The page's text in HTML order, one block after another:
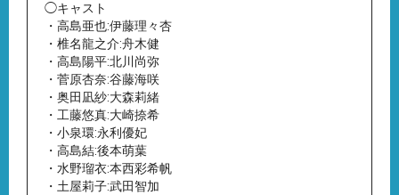
◯キャスト
・高島亜也:伊藤理々杏
・椎名龍之介:舟木健
・高島陽平:北川尚弥
・菅原杏奈:谷藤海咲
・奥田凪紗:大森莉緒
・工藤悠真:大崎捺希
・小泉環:永利優妃
・高島結:後本萌葉
・水野瑠衣:本西彩希帆
・土屋莉子:武田智加